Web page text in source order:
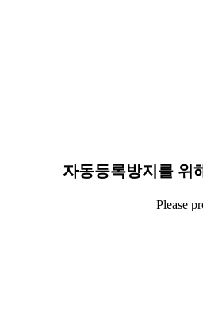
자동등록방지를 위
Please